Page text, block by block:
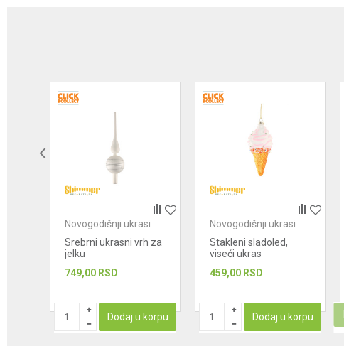
Novogodišnji ukrasi
Srebrni ukrasni vrh za
jelku
749,00 RSD
Dodaj u korpu
Novogodišnji ukrasi
Stakleni sladoled,
viseći ukras
459,00 RSD
Dodaj u korpu